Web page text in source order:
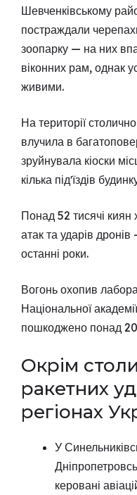
Шевченківському
постраждали
зоопарку — на них
віконних рам, однак
живими.
На території
влучила в
зруйнувала кіоски
кілька підʼїздів
Понад 52 тисячі киян
атак та ударів дронів
останні роки.
Вогонь охопив
Національної
пошкоджено понад 20
Окрім
ракетних
регіонах
У
керовані